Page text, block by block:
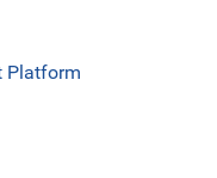
Platform